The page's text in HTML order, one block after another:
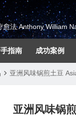
愈法 Anthony William
指南 成功案例
亚洲风味锅煎土豆
亚洲风味锅